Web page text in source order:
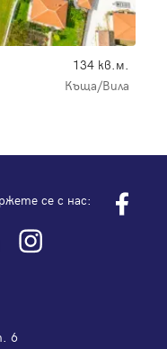
134 кв.м.
Къща/Вила
се с нас:
6